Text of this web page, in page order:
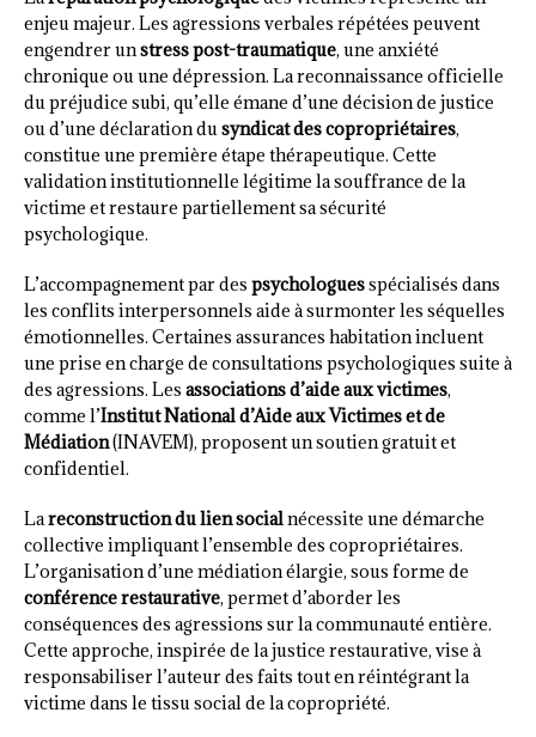
enjeu majeur. Les agressions verbales répétées peuvent
engendrer unstress post-traumatique, une anxiété
chronique ou une dépression. La reconnaissance officielle
du préjudice subi, qu’elle émane d’une décision de justice
ou d’une déclaration dusyndicat des copropriétaires,
constitue une première étape thérapeutique. Cette
validation institutionnelle légitime la souffrance de la
victime et restaure partiellement sa sécurité
psychologique.
L’accompagnement par des psychologuesspécialisés dans
les conflits interpersonnels aide à surmonter les séquelles
émotionnelles. Certaines assurances habitation incluent
une prise en charge de consultations psychologiques suite à
des agressions. Les associations d’aide aux victimes,
comme l’Institut National d’Aide aux Victimes et de
Médiation(INAVEM), proposent un soutien gratuit et
confidentiel.
Lareconstruction du lien socialnécessite une démarche
collective impliquant l’ensemble des copropriétaires.
L’organisation d’une médiation élargie, sous forme de
conférence restaurative, permet d’aborder les
conséquences des agressions sur la communauté entière.
Cette approche, inspirée de la justice restaurative, vise à
responsabiliser l’auteur des faits tout en réintégrant la
victime dans le tissu social de la copropriété.